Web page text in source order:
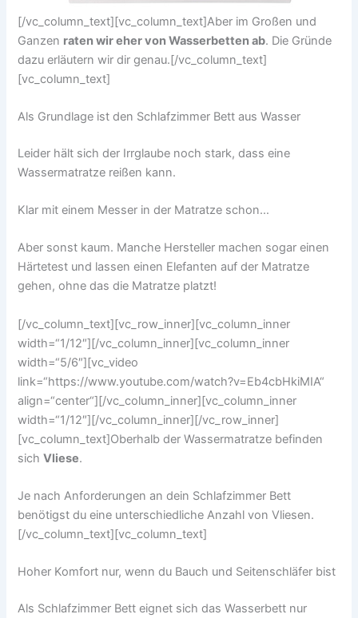
[/vc_column_text][vc_column_text]Aber im Großen und
Ganzen raten wir eher von Wasserbetten ab. Die Gründe
dazu erläutern wir dir genau.[/vc_column_text]
[vc_column_text]
Als Grundlage ist den Schlafzimmer Bett aus Wasser
Leider hält sich der Irrglaube noch stark, dass eine
Wassermatratze reißen kann.
Klar mit einem Messer in der Matratze schon…
Aber sonst kaum. Manche Hersteller machen sogar einen
Härtetest und lassen einen Elefanten auf der Matratze
gehen, ohne das die Matratze platzt!
[/vc_column_text][vc_row_inner][vc_column_inner
width=“1/12″][/vc_column_inner][vc_column_inner
width=“5/6″][vc_video
link=“https://www.youtube.com/watch?v=Eb4cbHkiMIA“
align=“center“][/vc_column_inner][vc_column_inner
width=“1/12″][/vc_column_inner][/vc_row_inner]
[vc_column_text]Oberhalb der Wassermatratze befinden
sichVliese.
Je nach Anforderungen an dein Schlafzimmer Bett
benötigst du eine unterschiedliche Anzahl von Vliesen.
[/vc_column_text][vc_column_text]
Hoher Komfort nur, wenn du Bauch und Seitenschläfer bist
Als Schlafzimmer Bett eignet sich das Wasserbett nur